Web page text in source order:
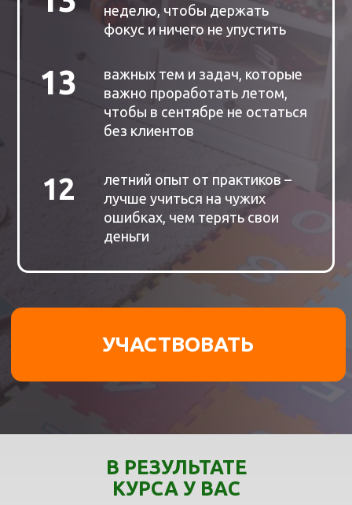
УЧАСТВОВАТЬ
летний опыт от практиков –
лучше учиться на чужих
ошибках, чем терять свои
12
В РЕЗУЛЬТАТЕ
КУРСА У ВАС